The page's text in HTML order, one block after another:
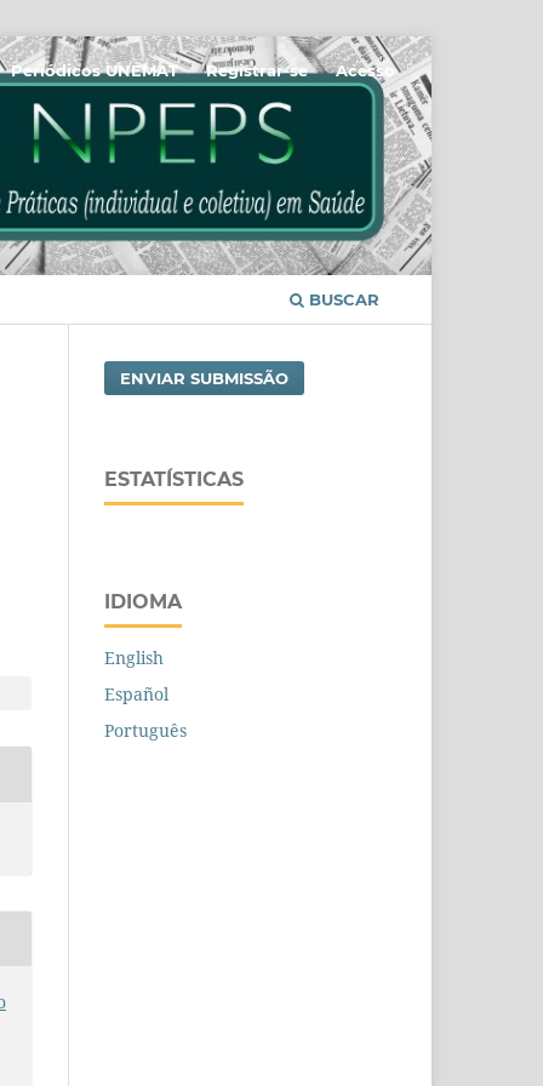
BUSCAR
Periódicos UNEMAT Registrar-se Acesso
ENVIAR SUBMISSÃO
ESTATÍSTICAS
IDIOMA
English
Español
Português